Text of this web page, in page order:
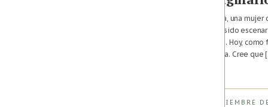
Este episodio relata la historia de Vitelvina, una mujer
región, marcada por la estigmatización, ha sido
defendieron su territorio, algunos en armas. Hoy,
territorio y proteger la economía campesina. Cree que
FASE DE IMPLEMENTACIÓN (1 DE DICIEMBRE